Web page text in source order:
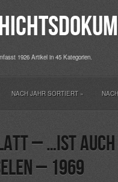
1926 Artikel in 45 Kategorien.
NACH JAHR SORTIERT»
– …ist auch
– 1969